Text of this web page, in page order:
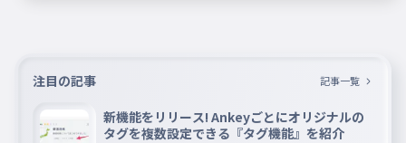
注目の記事 記事一覧
新機能をリリース! Ankeyごとにオリジナルの
タグを複数設定できる『タグ機能』を紹介